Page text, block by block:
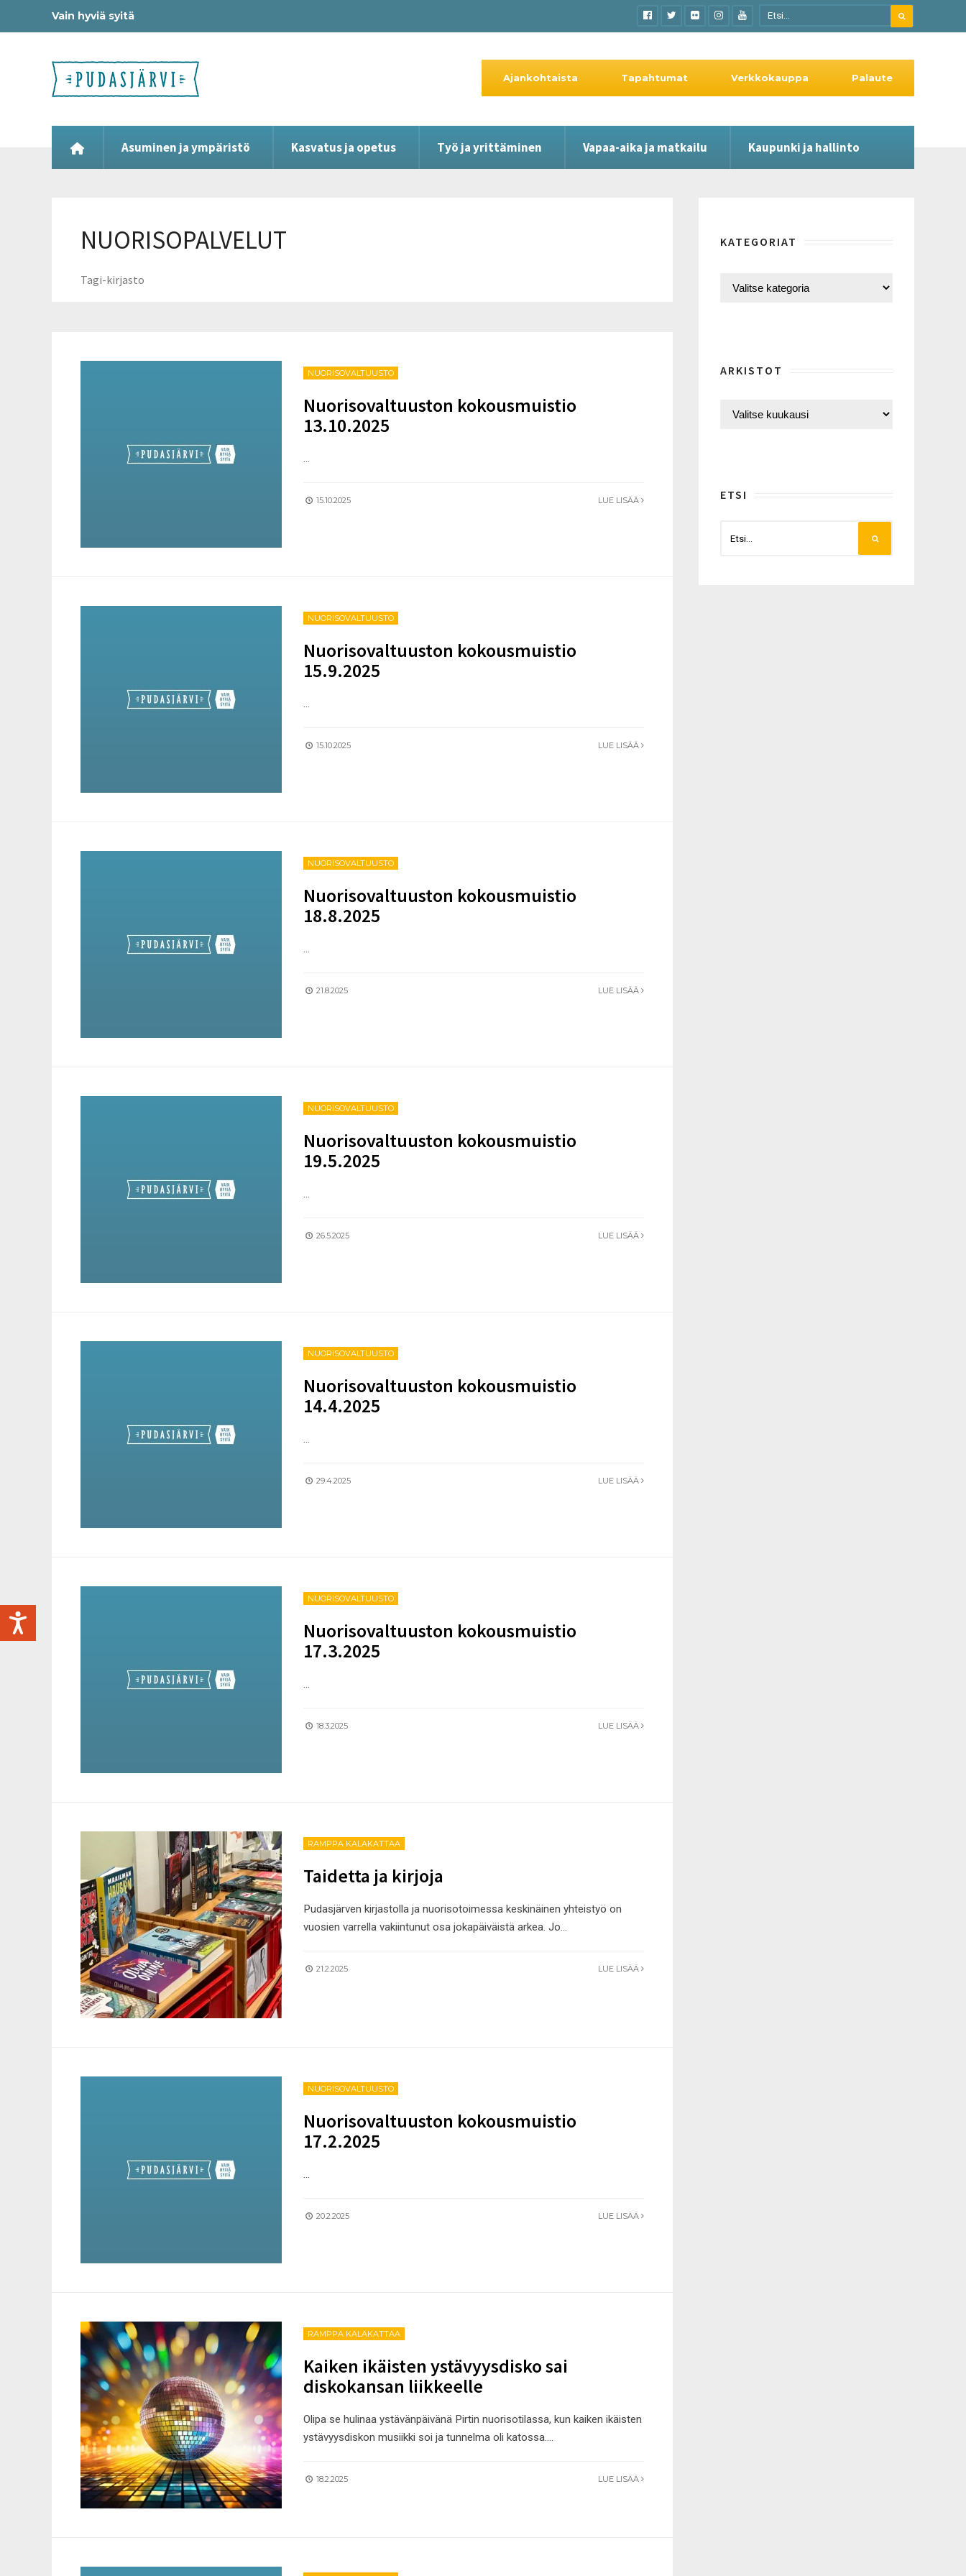
Vain hyviä syitä
Asuminen ja ympäristö Kasvatus ja opetus Työ ja yrittäminen Vapaa-aika ja matkailu Kaupunki ja hallinto
Ajankohtaista Tapahtumat Verkkokauppa Palaute
NUORISOPALVELUT
Tagi-kirjasto
NUORISOVALTUUSTO
Nuorisovaltuuston kokousmuistio
13.10.2025
...
15.10.2025 LUE LISÄÄ
NUORISOVALTUUSTO
Nuorisovaltuuston kokousmuistio
15.9.2025
...
15.10.2025 LUE LISÄÄ
NUORISOVALTUUSTO
Nuorisovaltuuston kokousmuistio
18.8.2025
...
21.8.2025 LUE LISÄÄ
NUORISOVALTUUSTO
Nuorisovaltuuston kokousmuistio
19.5.2025
...
26.5.2025 LUE LISÄÄ
NUORISOVALTUUSTO
Nuorisovaltuuston kokousmuistio
14.4.2025
...
29.4.2025 LUE LISÄÄ
NUORISOVALTUUSTO
Nuorisovaltuuston kokousmuistio
17.3.2025
...
18.3.2025 LUE LISÄÄ
RAMPPA KALAKATTAA
Taidetta ja kirjoja
Pudasjärven kirjastolla ja nuorisotoimessa keskinäinen yhteistyö on
vuosien varrella vakiintunut osa jokapäiväistä arkea. Jo...
21.2.2025 LUE LISÄÄ
NUORISOVALTUUSTO
Nuorisovaltuuston kokousmuistio
17.2.2025
...
20.2.2025 LUE LISÄÄ
RAMPPA KALAKATTAA
Kaiken ikäisten ystävyysdisko sai
diskokansan liikkeelle
Olipa se hulinaa ystävänpäivänä Pirtin nuorisotilassa, kun kaiken ikäisten
ystävyysdiskon musiikki soi ja tunnelma oli katossa....
18.2.2025 LUE LISÄÄ
KATEGORIAT
ARKISTOT
ETSI